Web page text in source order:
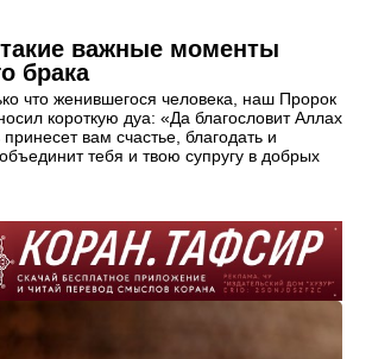
важные моменты
брака
что женившегося человека, наш Пророк
короткую дуа: «Да благословит Аллах
вам счастье, благодать и
тебя и твою супругу в добрых